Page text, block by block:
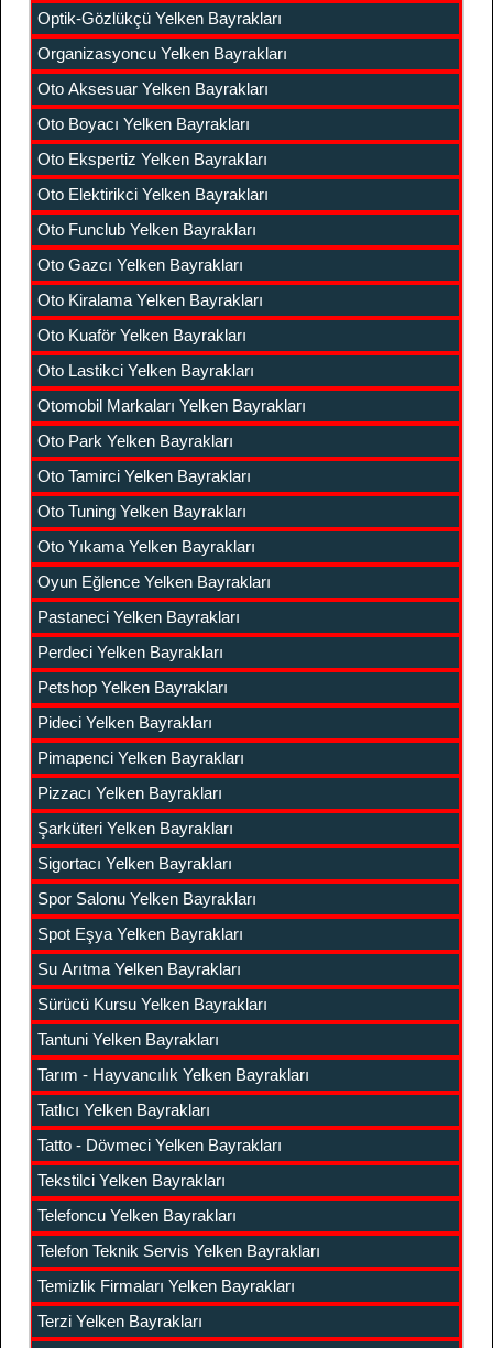
Optik-Gözlükçü Yelken Bayrakları
Organizasyoncu Yelken Bayrakları
Oto Aksesuar Yelken Bayrakları
Oto Boyacı Yelken Bayrakları
Oto Ekspertiz Yelken Bayrakları
Oto Elektirikci Yelken Bayrakları
Oto Funclub Yelken Bayrakları
Oto Gazcı Yelken Bayrakları
Oto Kiralama Yelken Bayrakları
Oto Kuaför Yelken Bayrakları
Oto Lastikci Yelken Bayrakları
Otomobil Markaları Yelken Bayrakları
Oto Park Yelken Bayrakları
Oto Tamirci Yelken Bayrakları
Oto Tuning Yelken Bayrakları
Oto Yıkama Yelken Bayrakları
Oyun Eğlence Yelken Bayrakları
Pastaneci Yelken Bayrakları
Perdeci Yelken Bayrakları
Petshop Yelken Bayrakları
Pideci Yelken Bayrakları
Pimapenci Yelken Bayrakları
Pizzacı Yelken Bayrakları
Şarküteri Yelken Bayrakları
Sigortacı Yelken Bayrakları
Spor Salonu Yelken Bayrakları
Spot Eşya Yelken Bayrakları
Su Arıtma Yelken Bayrakları
Sürücü Kursu Yelken Bayrakları
Tantuni Yelken Bayrakları
Tarım - Hayvancılık Yelken Bayrakları
Tatlıcı Yelken Bayrakları
Tatto - Dövmeci Yelken Bayrakları
Tekstilci Yelken Bayrakları
Telefoncu Yelken Bayrakları
Telefon Teknik Servis Yelken Bayrakları
Temizlik Firmaları Yelken Bayrakları
Terzi Yelken Bayrakları